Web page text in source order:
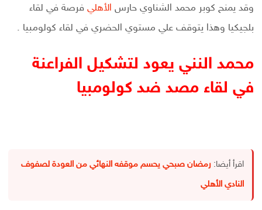
وقد يمنح كوبر محمد الشناوي حارس الأهلي فرصة في لقاء
بلجيكيا وهذا يتوقف علي مستوي الحضري في لقاء كولومبيا .
محمد النني يعود لتشكيل الفراعنة
في لقاء مصد ضد كولومبيا
اقرأ أيضا: رمضان صبحي يحسم موقفه النهائي من العودة لصفوف
النادي الأهلي